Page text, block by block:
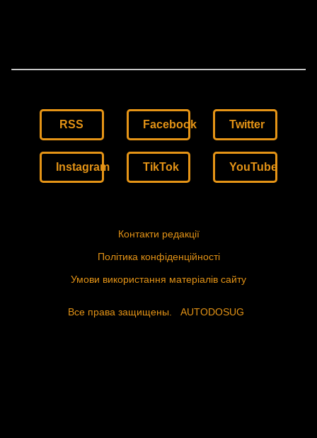
RSS Facebook Twitter
Instagram TikTok YouTube
Контакти редакції
Політика конфіденційності
Умови використання матеріалів сайту
Все права защищены. AUTODOSUG